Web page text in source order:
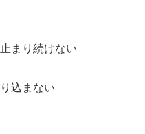
まり続けない
込まない